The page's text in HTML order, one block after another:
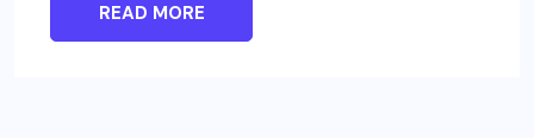
READ MORE